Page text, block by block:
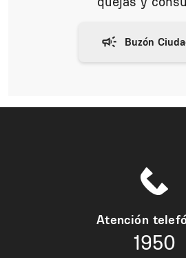
Atención
1950